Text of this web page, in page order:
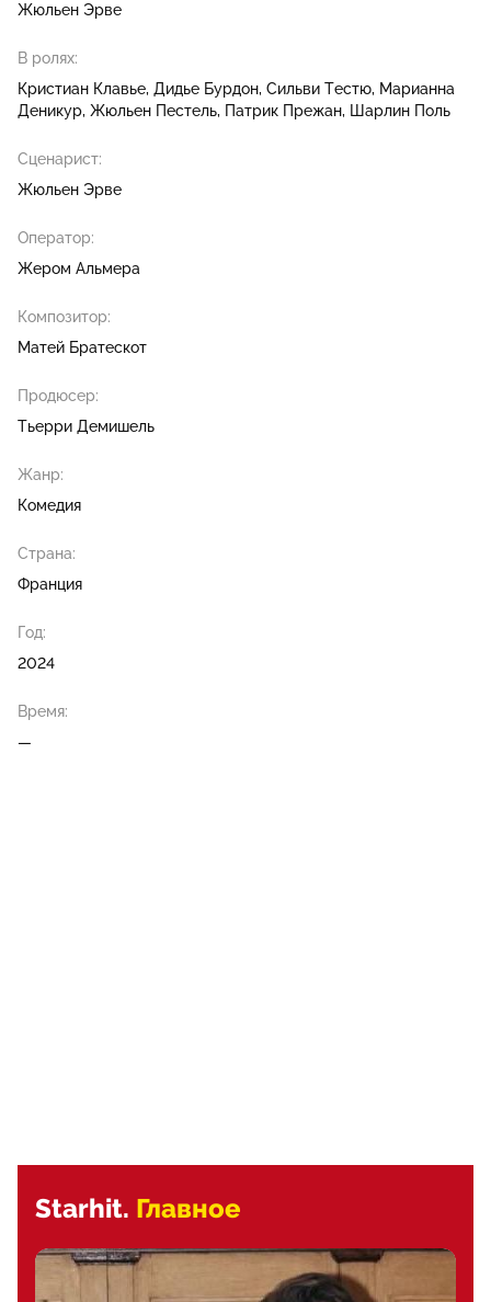
Жюльен Эрве
В ролях:
Кристиан Клавье Дидье Бурдон Сильви Тестю Марианна
Деникур Жюльен Пестель Патрик Прежан Шарлин Поль
Сценарист:
Жюльен Эрве
Оператор:
Жером Альмера
Композитор:
Матей Братескот
Продюсер:
Тьерри Демишель
Жанр:
Комедия
Страна:
Франция
Год:
2024
Время:
—
Starhit. Главное